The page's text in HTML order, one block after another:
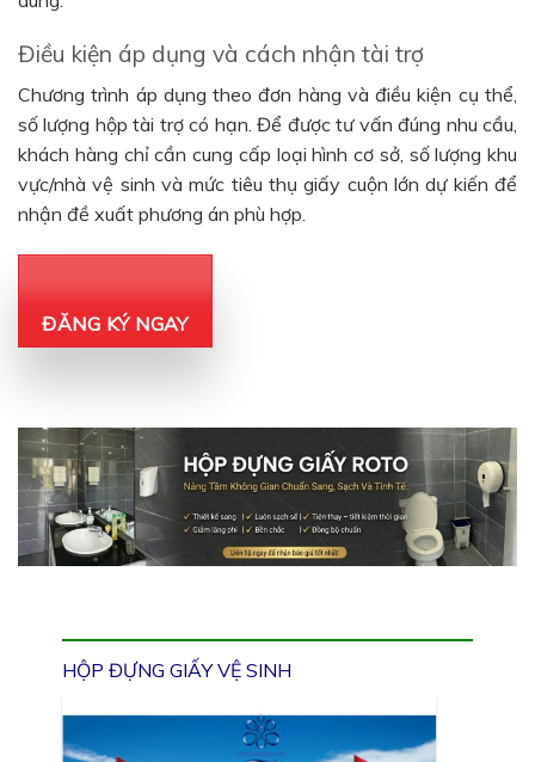
Điều kiện áp dụng và cách nhận tài trợ
Chương trình áp dụng theo đơn hàng và điều kiện cụ thể,
số lượng hộp tài trợ có hạn. Để được tư vấn đúng nhu cầu,
khách hàng chỉ cần cung cấp loại hình cơ sở, số lượng khu
vực/nhà vệ sinh và mức tiêu thụ giấy cuộn lớn dự kiến để
nhận đề xuất phương án phù hợp.
ĐĂNG KÝ NGAY
HỘP ĐỰNG GIẤY VỆ SINH